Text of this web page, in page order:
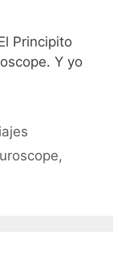
Principito
Y yo
,